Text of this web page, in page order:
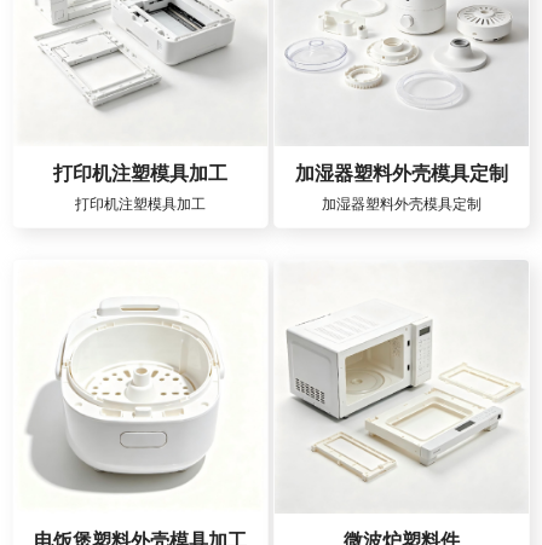
打印机注塑模具加工
打印机注塑模具加工
加湿器塑料外壳模具定制
加湿器塑料外壳模具定制
电饭煲塑料外壳模具加工 微波炉塑料件